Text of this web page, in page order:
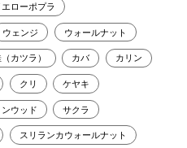
エローポプラ
ウェンジ ウォールナット
カツラ） カバ カリン
クリ ケヤキ
ンウッド サクラ
スリランカウォールナット